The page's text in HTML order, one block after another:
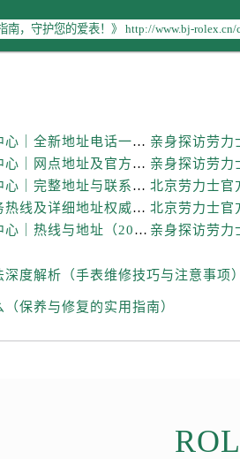
新运大街劳力士售后服务中心（需提
中街路83号亨得利名表维修授权店1
外大街甲6号华熙国际中心D座11层
街1号王府井东方广场W3座6层602
朝阳北大街北国先天下劳力士售后服
市临河区新华街劳力士售后服务中
红山区哈达街劳力士售后服务中心（
斯市东胜区伊金霍洛街劳力士售后服
布市集宁区恩和大街劳力士售后服务
亲身探访劳力士北京官方售后服务中心｜全新地址电话一览（2026年7月最新）
亲身探访劳力士北京官方售后服务中心｜网点地址及官方服务电话（2026年6月最新）
亲身探访劳力士北京官方售后服务中心｜完整地址与联系电话（2026年6月最新）
北京劳力士官方售后服务中心｜服务热线及详细地址权威信息公示（2026年6月最新）
亲身探访劳力士北京官方售后服务中心｜热线与地址（2026年6月最新）
度解析（手表维修技巧与注意事项）
保养与修复的实用指南）